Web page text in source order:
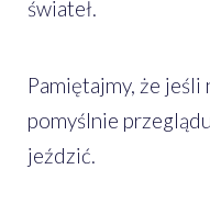
świateł.
Pamiętajmy, że
pomyślnie
jeździć.